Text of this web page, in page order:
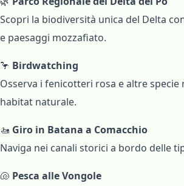
Scopri la biodiversità unica del Delta
e paesaggi mozzafiato.
🦩 Birdwatching
Osserva i fenicotteri rosa e altre specie
habitat naturale.
🚤 Giro in Batana a Comacchio
Naviga nei canali storici a bordo delle
🐚 Pesca alle Vongole